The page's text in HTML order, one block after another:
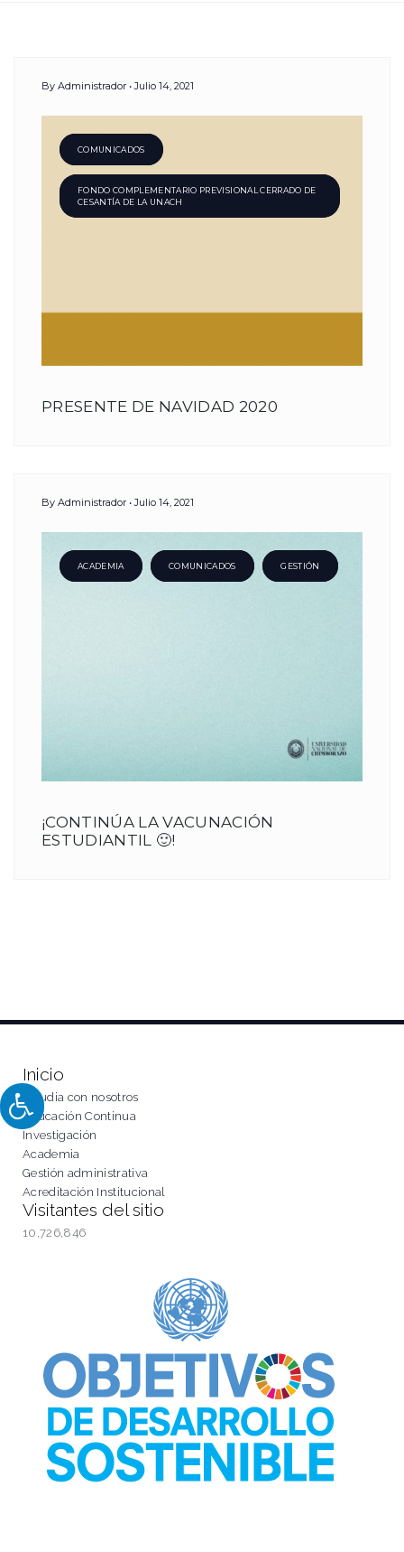
Day:
14
Julio,
2021
By Administrador Julio 14, 2021
COMUNICADOS
FONDO COMPLEMENTARIO PREVISIONAL CERRADO DE
CESANTÍA DE LA UNACH
PRESENTE DE NAVIDAD 2020
By Administrador Julio 14, 2021
ACADEMIA COMUNICADOS GESTIÓN
¡CONTINÚA LA VACUNACIÓN
ESTUDIANTIL 🙂!
Inicio
Estudia con nosotros
Educación Continua
Investigación
Academia
Gestión administrativa
Acreditación Institucional
Visitantes del sitio
10,726,846